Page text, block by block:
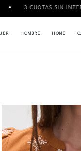
SIN INTERÉS
HOMBRE HOME